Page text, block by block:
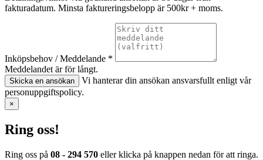
fakturadatum. Minsta faktureringsbelopp är 500kr + moms.
Inköpsbehov / Meddelande *
Meddelandet är för långt.
Skicka en ansökan
Vi hanterar din ansökan ansvarsfullt enligt vår
personuppgiftspolicy.
×
Ring oss!
Ring oss på 08 - 294 570 eller klicka på knappen nedan för att ringa.